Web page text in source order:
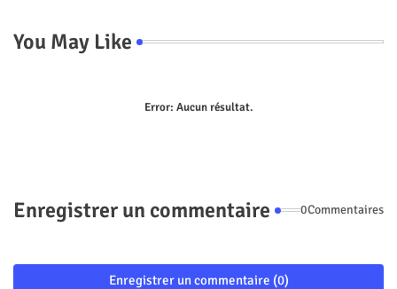
You May Like
Error: Aucun résultat.
Enregistrer un commentaire 0Commentaires
Enregistrer un commentaire (0)